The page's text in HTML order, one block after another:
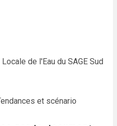
de l'Eau du SAGE Sud
et scénario